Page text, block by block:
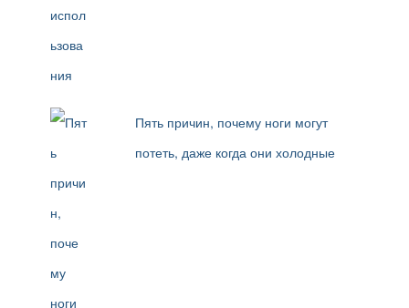
Пять причин, почему ноги могут
потеть, даже когда они холодные